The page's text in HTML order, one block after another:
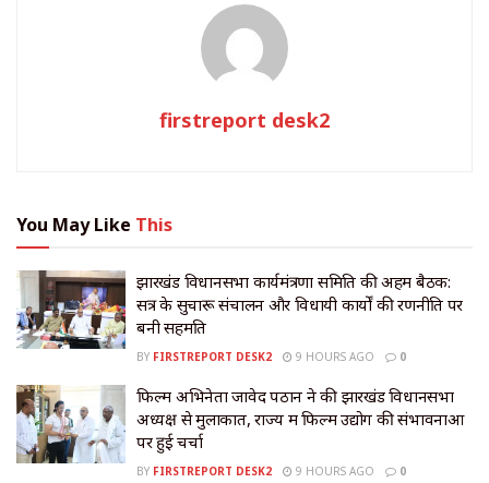
firstreport desk2
You May Like This
झारखंड विधानसभा कार्यमंत्रणा समिति की अहम बैठक:
सत्र के सुचारू संचालन और विधायी कार्यों की रणनीति पर
बनी सहमति
BY FIRSTREPORT DESK2 9 HOURS AGO 0
फिल्म अभिनेता जावेद पठान ने की झारखंड विधानसभा
अध्यक्ष से मुलाकात, राज्य में फिल्म उद्योग की संभावनाओं
पर हुई चर्चा
BY FIRSTREPORT DESK2 9 HOURS AGO 0